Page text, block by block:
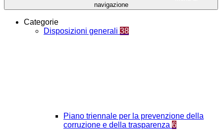
navigazione
Categorie
Disposizioni generali 38
Piano triennale per la prevenzione della
corruzione e della trasparenza 6